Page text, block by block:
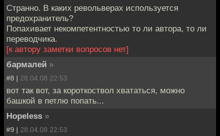
Странно. В каких револьверах используется
предохранитель?
Попахивает некомпетентностью то ли автора, то ли
переводчика.
[к автору заметки вопросов нет]
бармалей »
#8 | 28.04.08 22:53
вот так вот, за короткоствол хвататься, можно
башкой в петлю попать...
Hopeless »
#9 | 28.04.08 22:53